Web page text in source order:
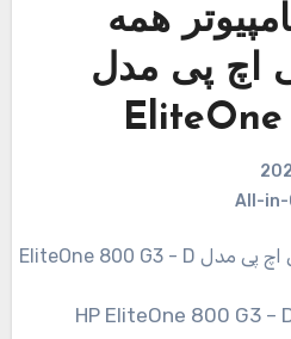
همه
اینچی اچ پی مدل
EliteOne
HP EliteOne 800 G3